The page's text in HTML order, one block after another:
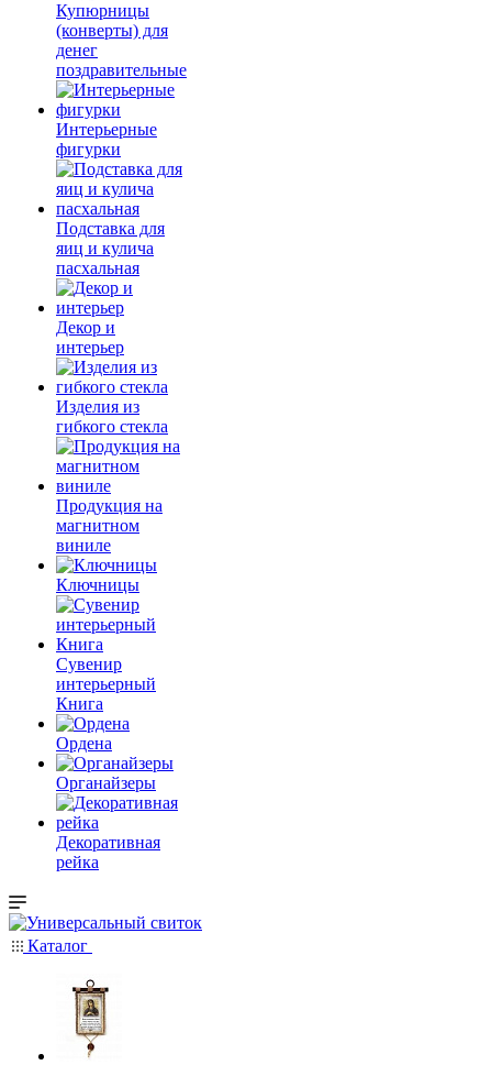
Купюрницы
(конверты) для
денег
поздравительные
Интерьерные
фигурки
Подставка для
яиц и кулича
пасхальная
Декор и
интерьер
Изделия из
гибкого стекла
Продукция на
магнитном
виниле
Ключницы
Сувенир
интерьерный
Книга
Ордена
Органайзеры
Декоративная
рейка
Каталог